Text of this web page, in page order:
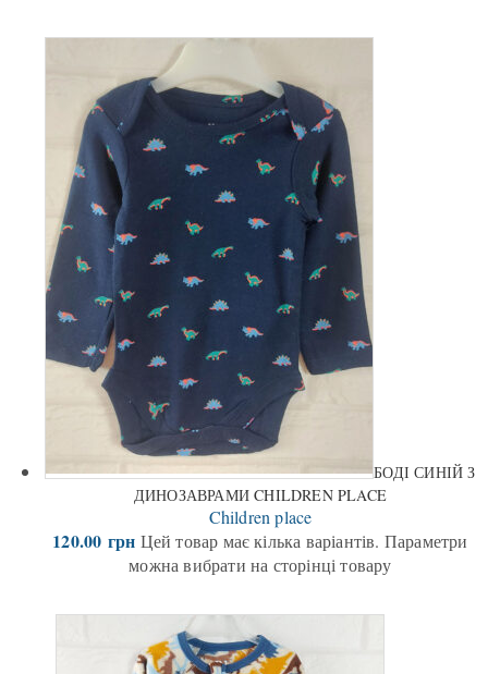
БОДІ СИНІЙ З
ДИНОЗАВРАМИ CHILDREN PLACE
Children place
120.00 грн Цей товар має кілька варіантів. Параметри
можна вибрати на сторінці товару